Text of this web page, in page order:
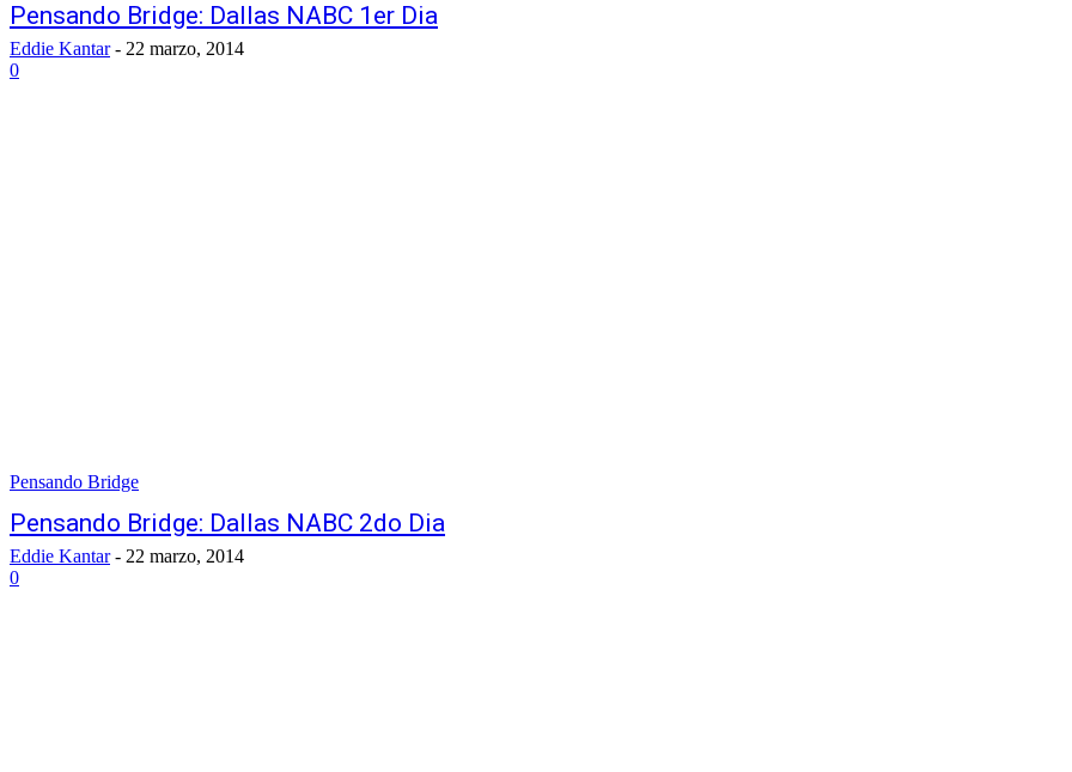
Pensando Bridge: Dallas NABC 1er Dia
Eddie Kantar - 22 marzo, 2014
0
Pensando Bridge
Pensando Bridge: Dallas NABC 2do Dia
Eddie Kantar - 22 marzo, 2014
0